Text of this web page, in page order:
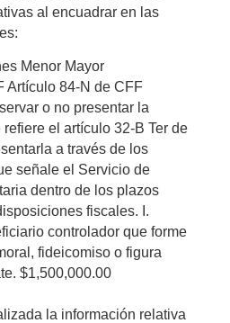
al encuadrar en las
Menor Mayor
Artículo 84-N de CFF
o no presentar la
el artículo 32-B Ter de
a través de los
señale el Servicio de
dentro de los plazos
fiscales. I.
controlador que forme
fideicomiso o figura
$1,500,000.00
la información relativa